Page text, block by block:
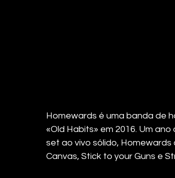
Homewards é uma banda de
«Old Habits» em 2016. Um
set ao vivo sólido,
Canvas, Stick to your Guns e